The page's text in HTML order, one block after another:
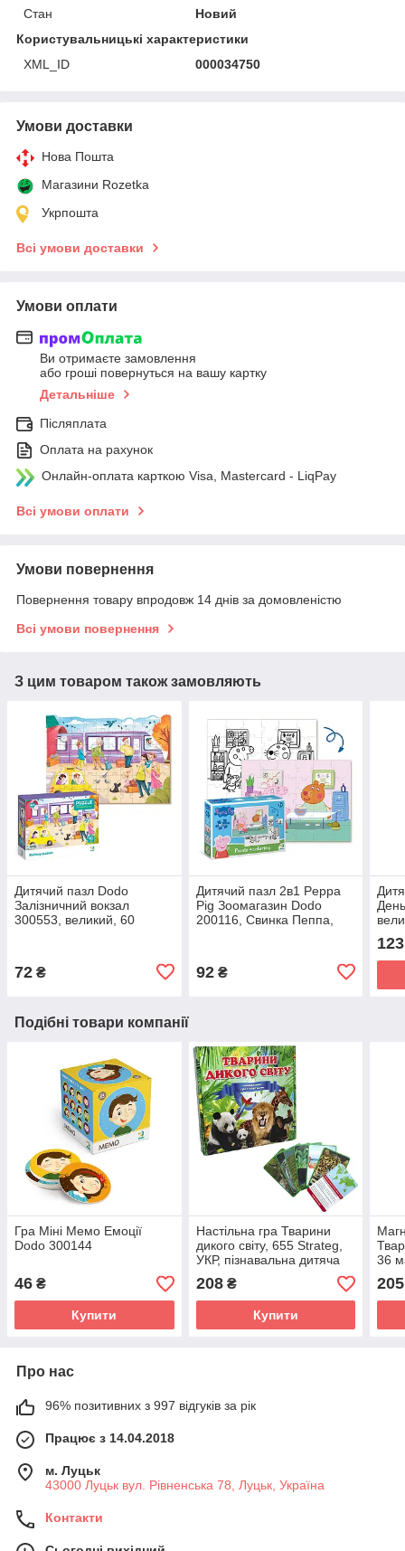
Стан
Новий
Користувальницькі характеристики
XML_ID
000034750
Умови доставки
Нова Пошта
Магазини Rozetka
Укрпошта
Всі умови доставки
Умови оплати
Ви отримаєте замовлення
або гроші повернуться на вашу картку
Детальніше
Післяплата
Оплата на рахунок
Онлайн-оплата карткою Visa, Mastercard - LiqPay
Всі умови оплати
Умови повернення
Повернення товару впродовж 14 днів за домовленістю
Всі умови повернення
З цим товаром також замовляють
Дитячий пазл Dodo
Залізничний вокзал
300553, великий, 60
72 ₴
Дитячий пазл 2в1 Peppa
Pig Зоомагазин Dodo
200116, Свинка Пеппа,
92₴
123
Подібні товари компанії
Гра Міні Мемо Емоції
Dodo 300144
46 ₴
Купити
Настільна гра Тварини
дикого світу, 655 Strateg,
УКР, пізнавальна дитяча
гра з картками
208₴
Купити
36
205
Про нас
96% позитивних з 997 відгуків за рік
Працює з 14.04.2018
м. Луцьк
43000 Луцьк вул. Рівненська 78, Луцьк, Україна
Контакти